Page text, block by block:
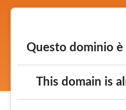
Questo dominio
This domain is